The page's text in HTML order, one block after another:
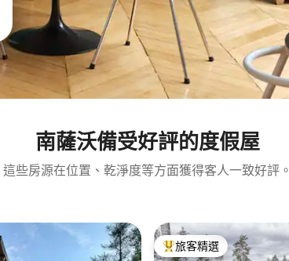
南薩沃備受好評的度假屋
這些房源在位置、乾淨度等方面獲得客人一致好評。
旅客精選榜首
旅客精選